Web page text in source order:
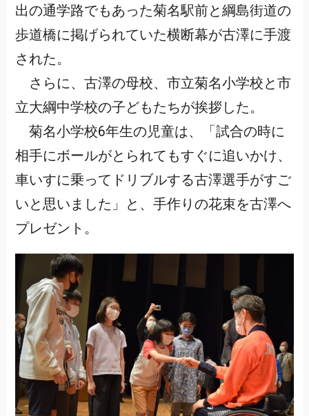
出の通学路でもあった菊名駅前と綱島街道の
歩道橋に掲げられていた横断幕が古澤に手渡
された。
さらに、古澤の母校、市立菊名小学校と市
立大綱中学校の子どもたちが挨拶した。
菊名小学校6年生の児童は、「試合の時に
相手にボールがとられてもすぐに追いかけ、
車いすに乗ってドリブルする古澤選手がすご
いと思いました」と、手作りの花束を古澤へ
プレゼント。